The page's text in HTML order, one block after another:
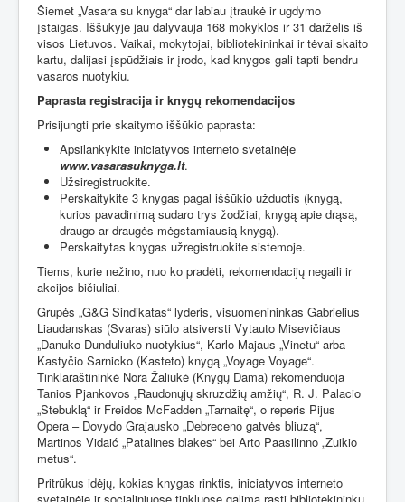
Šiemet „Vasara su knyga“ dar labiau įtraukė ir ugdymo
įstaigas. Iššūkyje jau dalyvauja 168 mokyklos ir 31 darželis iš
visos Lietuvos. Vaikai, mokytojai, bibliotekininkai ir tėvai skaito
kartu, dalijasi įspūdžiais ir įrodo, kad knygos gali tapti bendru
vasaros nuotykiu.
Paprasta registracija ir knygų rekomendacijos
Prisijungti prie skaitymo iššūkio paprasta:
Apsilankykite iniciatyvos interneto svetainėje
www.vasarasuknyga.lt.
Užsiregistruokite.
Perskaitykite 3 knygas pagal iššūkio užduotis (knygą,
kurios pavadinimą sudaro trys žodžiai, knygą apie drąsą,
draugo ar draugės mėgstamiausią knygą).
Perskaitytas knygas užregistruokite sistemoje.
Tiems, kurie nežino, nuo ko pradėti, rekomendacijų negaili ir
akcijos bičiuliai.
Grupės „G&G Sindikatas“ lyderis, visuomenininkas Gabrielius
Liaudanskas (Svaras) siūlo atsiversti Vytauto Misevičiaus
„Danuko Dunduliuko nuotykius“, Karlo Majaus „Vinetu“ arba
Kastyčio Sarnicko (Kasteto) knygą „Voyage Voyage“.
Tinklaraštininkė Nora Žaliūkė (Knygų Dama) rekomenduoja
Tanios Pjankovos „Raudonųjų skruzdžių amžių“, R. J. Palacio
„Stebuklą“ ir Freidos McFadden „Tarnaitę“, o reperis Pijus
Opera – Dovydo Grajausko „Debreceno gatvės bliuzą“,
Martinos Vidaić „Patalines blakes“ bei Arto Paasilinno „Zuikio
metus“.
Pritrūkus idėjų, kokias knygas rinktis, iniciatyvos interneto